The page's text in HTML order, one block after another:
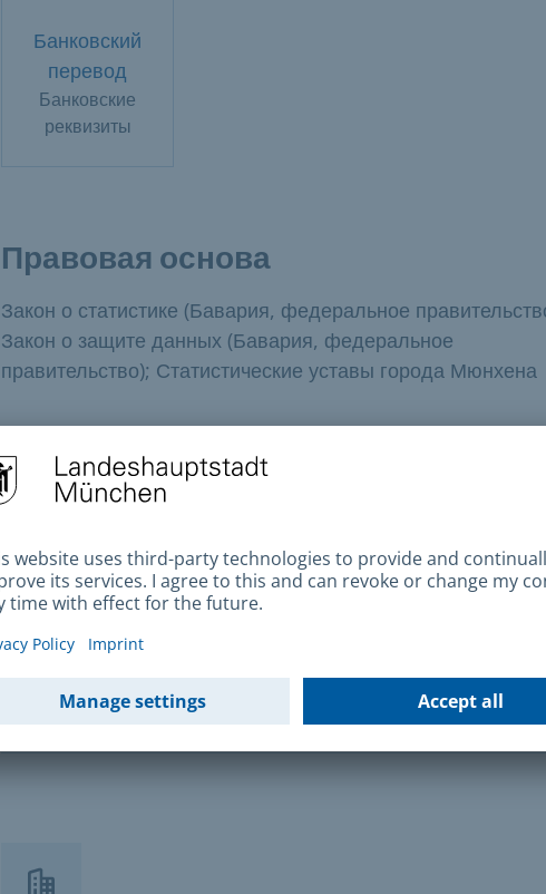
Банковский
перевод
Банковские
реквизиты
Правовая основа
Закон о статистике (Бавария, федеральное
Закон о защите данных (Бавария, федеральное
правительство); Статистические уставы города Мюнхена
Ссылки и файлы для скачивания
Статистическое управление
Городская статистика
Европейская статистика